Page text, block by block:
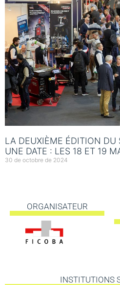
LA DEUXIÈME ÉDITION DU
UNE DATE : LES 18 ET 19
30 de octobre de 2024
ORGANISATEUR
INSTITUTIONS